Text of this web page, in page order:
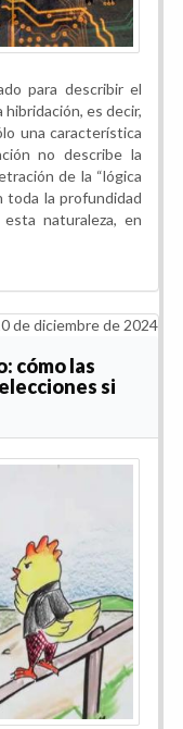
para describir el
hibridación, es decir,
una característica
no describe la
de la “lógica
toda la profundidad
naturaleza, en
de diciembre de 2024
cómo las
si